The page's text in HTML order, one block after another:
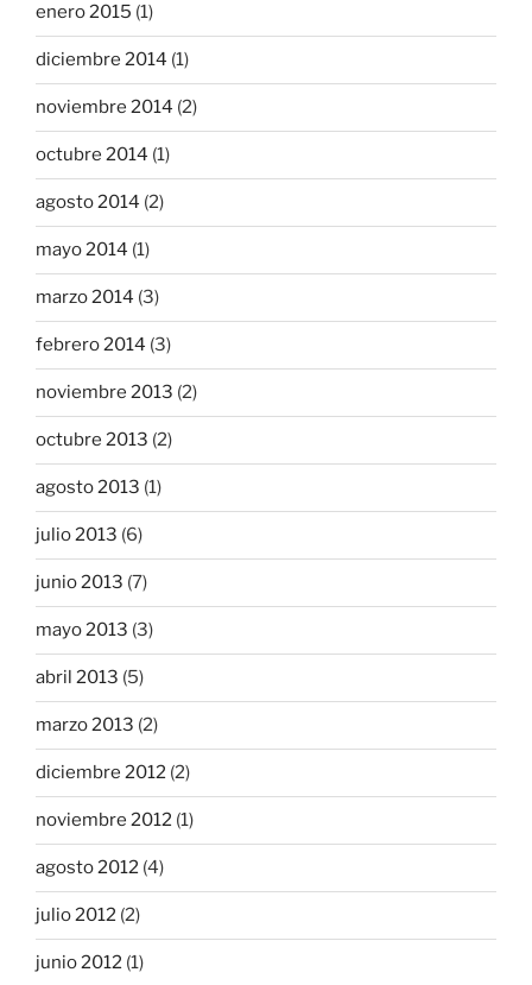
enero 2015 (1)
diciembre 2014 (1)
noviembre 2014 (2)
octubre 2014 (1)
agosto 2014 (2)
mayo 2014 (1)
marzo 2014 (3)
febrero 2014 (3)
noviembre 2013 (2)
octubre 2013 (2)
agosto 2013 (1)
julio 2013 (6)
junio 2013 (7)
mayo 2013 (3)
abril 2013 (5)
marzo 2013 (2)
diciembre 2012 (2)
noviembre 2012 (1)
agosto 2012 (4)
julio 2012 (2)
junio 2012 (1)